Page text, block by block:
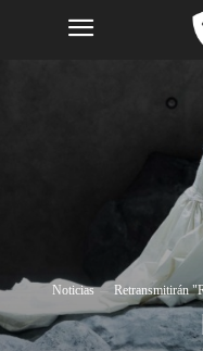
Noticias Retransmitirán